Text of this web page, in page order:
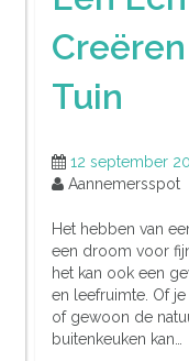
Tuin
12 september
Aannemersspot
Het hebben van
een droom voor
het kan ook een
en leefruimte. Of
of gewoon de
buitenkeuken kan…